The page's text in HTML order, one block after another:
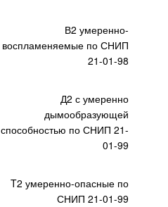
В2 умеренно-
воспламеняемые по СНИП
21-01-98
Д2 с умеренно
дымообразующей
способностью по СНИП 21-
01-99
T2 умеренно-опасные по
СНИП 21-01-99